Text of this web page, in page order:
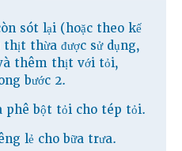
sót lại (hoặc theo kế
thừa được sử dụng,
thêm thịt với tỏi,
bước 2.
phê bột tỏi cho tép tỏi.
lẻ cho bữa trưa.